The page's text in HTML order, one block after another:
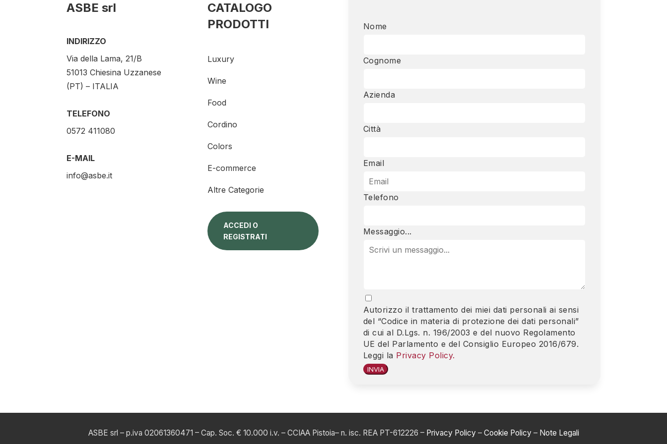
ASBE srl
INDIRIZZO
Via della Lama, 21/B
51013 Chiesina Uzzanese
(PT) – ITALIA
TELEFONO
0572 411080
E-MAIL
info@asbe.it
CATALOGO
PRODOTTI
Luxury
Wine
Food
Cordino
Colors
E-commerce
Altre Categorie
ACCEDI O
REGISTRATI
Nome
Cognome
Azienda
Città
Email
Telefono
Messaggio...
Autorizzo il trattamento dei miei dati personali ai sensi
del “Codice in materia di protezione dei dati personali”
di cui al D.Lgs. n. 196/2003 e del nuovo Regolamento
UE del Parlamento e del Consiglio Europeo 2016/679.
Leggi la Privacy Policy.
INVIA
ASBE srl – p.iva 02061360471 – Cap. Soc. € 10.000 i.v. – CCIAA Pistoia– n. isc. REA PT-612226 – Privacy Policy– Cookie Policy– Note Legali